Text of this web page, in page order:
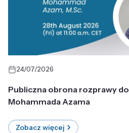
24/07/2026
Publiczna obrona rozprawy
Mohammada Azama
Zobacz więcej